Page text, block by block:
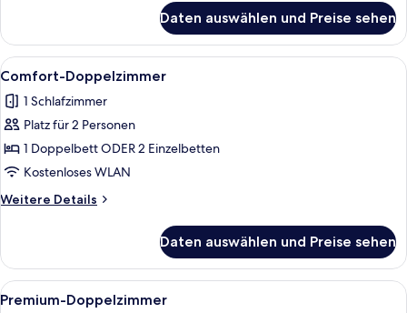
Doppelzimmer
zur
Einzelnutzung
Daten auswählen und Preise sehen
Alle
Fotos
für
Comfort-
Doppelzimmer
anzeigen
Ein Hotelzimmer mit zwei Betten,
6
Comfort-Doppelzimmer
1 Schlafzimmer
Platz für 2 Personen
1 Doppelbett ODER 2 Einzelbetten
Kostenloses WLAN
Weitere Details
Weitere
Doppelzimmer
Daten auswählen und Preise sehen
Alle
Ein Hotelzimmer mit einem großen
6
Premium-Doppelzimmer